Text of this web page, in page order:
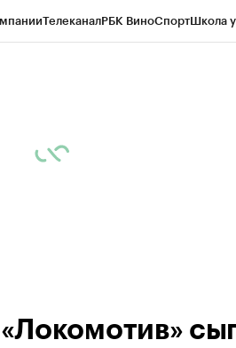
ТелеканалРБК ВиноСпортШкола